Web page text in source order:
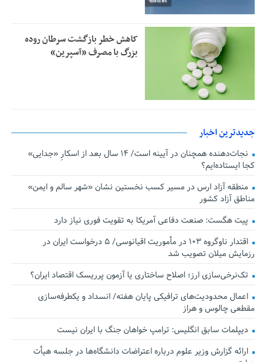
کاهش خطر بازگشت سرطان روده
بزرگ با مصرف «آسپرین»
جدیدترین اخبار
نجات‌دهنده‌ همچنان در آیینه است/ ۱۴ سال بعد از اسکارِ «جدایی»
کجا ایستاده‌ایم؟
منطقه آزاد ارس در مسیر کسب نخستین نشان «شهر سالم و ایمن»
مناطق آزاد کشور
پیت هگست: صنعت دفاعی آمریکا به تقویت فوری نیاز دارد
اقتدار ناوگروه ۱۰۳ در مأموریت‌ اقیانوسی/ ۵ درخواست ایران در
رزمایش میلان تصویب شد
تک‌نرخی‌سازی ارز؛ اصلاح ساختاری یا آزمون پرریسک اقتصاد ایران؟
اعمال محدودیت‌های ترافیکی پایان هفته/ انسداد و یکطرفه‌سازی
مقطعی چالوس و هراز
دیپلمات سابق انگلیس:‌ ترامپ خواهان جنگ با ایران نیست
ارائه گزارش وزیر علوم درباره اعتراضات دانشگاه‌ها در جلسه هیأت